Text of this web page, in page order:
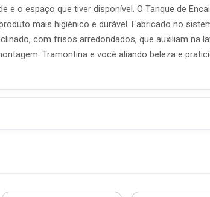
o espaço que tiver disponível. O Tanque de
mais higiênico e durável. Fabricado no
com frisos arredondados, que auxiliam na
Tramontina e você aliando beleza e